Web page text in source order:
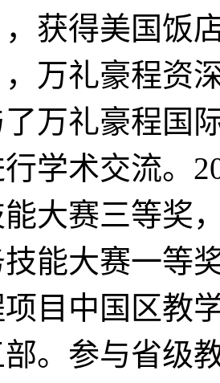
，获得美国饭
，万礼豪程资
万礼豪程国
学术交流。
大赛三等奖
能大赛一等
目 中国区教
。 参与省级